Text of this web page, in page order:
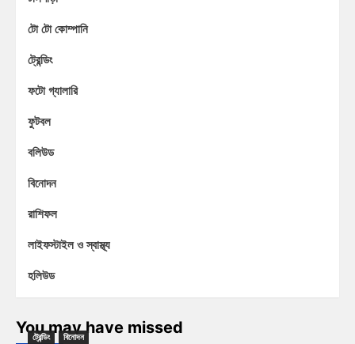
টো টো কোম্পানি
ট্রেন্ডিং
ফটো গ্যালারি
ফুটবল
বলিউড
বিনোদন
রাশিফল
লাইফস্টাইল ও স্বাস্থ্য
হলিউড
You may have missed
ট্রেন্ডিং বিনোদন